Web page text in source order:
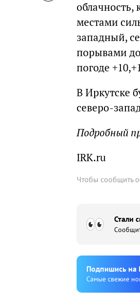
местами
западный,
порывами до
погоде
В Иркутске
северо-
Подробный
IRK.ru
Чтобы сообщить
Стали
Подпишиcь на
Cамые свежие